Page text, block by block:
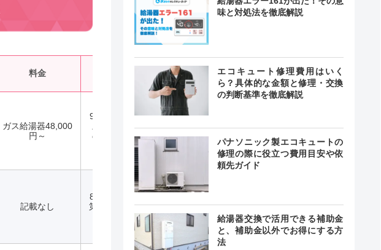
料金 緊急駆けつけ
ガス給湯器48,000
円～
9:00～18:00
土曜（工事
のみ可）・
日曜・祝日
記載なし
記載なし
8:00～17:00
第2･4土曜／
記載なし
味と対処法を徹底解説
エコキュート修理費用はいく
ら？具体的な金額と修理・交換
の判断基準を徹底解説
パナソニック製エコキュートの
修理の際に役立つ費用目安や依
頼先ガイド
給湯器交換で活用できる補助金
と、補助金以外でお得にする方
法